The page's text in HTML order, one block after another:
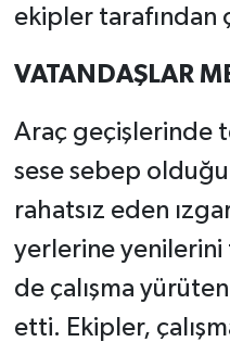
ekipler tarafından
VATANDAŞLAR
Araç geçişlerinde
sese sebep
rahatsız eden
yerlerine yenilerini
de çalışma
etti. Ekipler,